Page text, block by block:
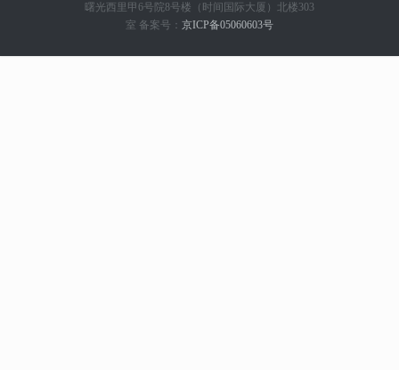
曙光西里甲6号院8号楼（时间国际大厦）北楼303
室 备案号： 京ICP备05060603号